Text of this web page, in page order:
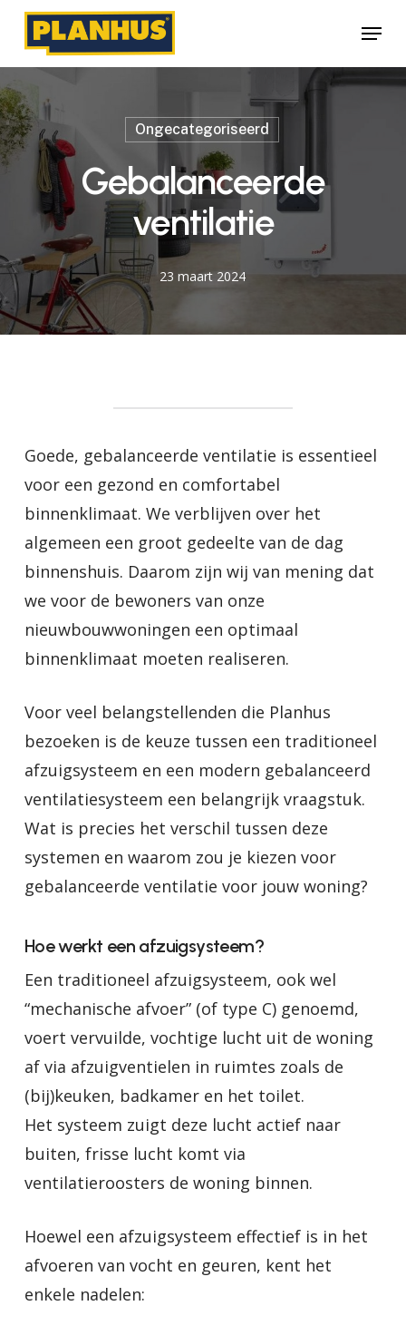
Skip
main
content
Menu
Ongecategoriseerd
Gebalanceerde
ventilatie
23 maart 2024
Goede, gebalanceerde ventilatie is essentieel
voor een gezond en comfortabel
binnenklimaat. We verblijven over het
algemeen een groot gedeelte van de dag
binnenshuis. Daarom zijn wij van mening dat
we voor de bewoners van onze
nieuwbouwwoningen een optimaal
binnenklimaat moeten realiseren.
Voor veel belangstellenden die Planhus
bezoeken is de keuze tussen een traditioneel
afzuigsysteem en een modern gebalanceerd
ventilatiesysteem een belangrijk vraagstuk.
Wat is precies het verschil tussen deze
systemen en waarom zou je kiezen voor
gebalanceerde ventilatie voor jouw woning?
Hoe werkt een afzuigsysteem?
Een traditioneel afzuigsysteem, ook wel
“mechanische afvoer” (of type C) genoemd,
voert vervuilde, vochtige lucht uit de woning
af via afzuigventielen in ruimtes zoals de
(bij)keuken, badkamer en het toilet.
Het systeem zuigt deze lucht actief naar
buiten, frisse lucht komt via
ventilatieroosters de woning binnen.
Hoewel een afzuigsysteem effectief is in het
afvoeren van vocht en geuren, kent het
enkele nadelen: